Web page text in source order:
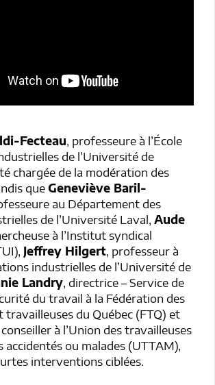
Fecteau, professeure à l’École
de l’Université de
chargée de la modération des
queGeneviève Baril-
au Département des
de l’Université Laval, Aude
à l’Institut syndical
Jeffrey Hilgert, professeur à
industrielles de l’Université de
Landry, directrice – Service de
du travail à la Fédération des
du Québec (FTQ) et
conseiller à l’Union des travailleuses
ou malades (UTTAM),
interventions ciblées.